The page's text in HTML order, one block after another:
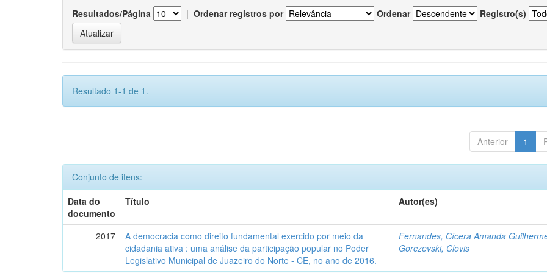
Resultados/Página | Ordenar registros por Ordenar Registro(s)
Resultado 1-1 de 1.
Anterior 1
Conjunto de itens:
Data do
documento
Título Autor(es)
2017
A democracia como direito fundamental exercido por meio da
cidadania ativa : uma análise da participação popular no Poder
Legislativo Municipal de Juazeiro do Norte - CE, no ano de 2016.
Fernandes, Cícera Amanda
Gorczevski, Clovis